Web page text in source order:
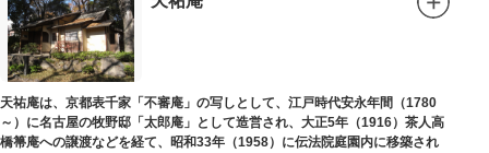
天祐庵は、京都表千家「不審庵」の写しとして、江戸時代安永年間（1780
～）に名古屋の牧野邸「太郎庵」として造営され、大正5年（1916）茶人高
橋箒庵への譲渡などを経て、昭和33年（1958）に伝法院庭園内に移築され